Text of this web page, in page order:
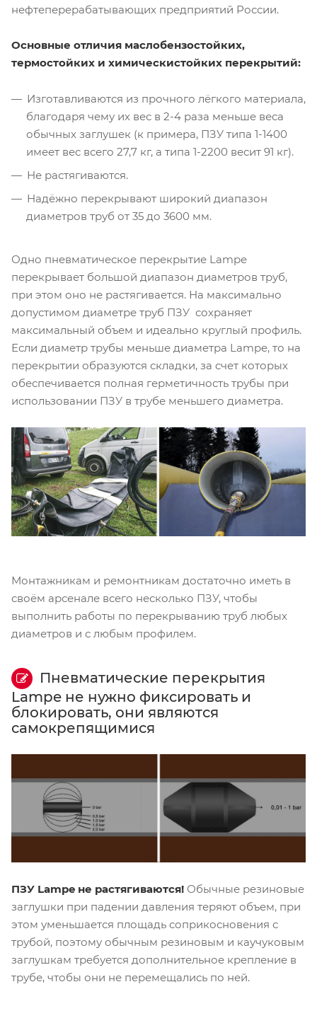
нефтеперерабатывающих предприятий России.
Основные отличия маслобензостойких,
термостойких и химическистойких перекрытий:
Изготавливаются из прочного лёгкого материала,
благодаря чему их вес в 2-4 раза меньше веса
обычных заглушек (к примера, ПЗУ типа 1-1400
имеет вес всего 27,7 кг, а типа 1-2200 весит 91 кг).
Не растягиваются.
Надёжно перекрывают широкий диапазон
диаметров труб от 35 до 3600 мм.
Одно пневматическое перекрытие Lampe
перекрывает большой диапазон диаметров труб,
при этом оно не растягивается. На максимально
допустимом диаметре труб ПЗУ сохраняет
максимальный объем и идеально круглый профиль.
Если диаметр трубы меньше диаметра Lampe, то на
перекрытии образуются складки, за счет которых
обеспечивается полная герметичность трубы при
использовании ПЗУ в трубе меньшего диаметра.
Монтажникам и ремонтникам достаточно иметь в
своём арсенале всего несколько ПЗУ, чтобы
выполнить работы по перекрыванию труб любых
диаметров и с любым профилем.
Пневматические перекрытия
Lampe не нужно фиксировать и
блокировать, они являются
самокрепящимися
ПЗУ Lampe не растягиваются! Обычные резиновые
заглушки при падении давления теряют объем, при
этом уменьшается площадь соприкосновения с
трубой, поэтому обычным резиновым и каучуковым
заглушкам требуется дополнительное крепление в
трубе, чтобы они не перемещались по ней.